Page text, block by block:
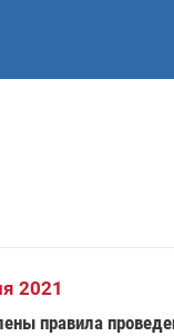
2021
правила